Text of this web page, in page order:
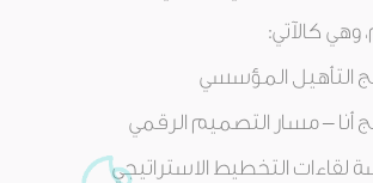
التأهيل المؤسسي
أنا – مسار التصميم الرقمي
لقاءات التخطيط الاستراتيجي